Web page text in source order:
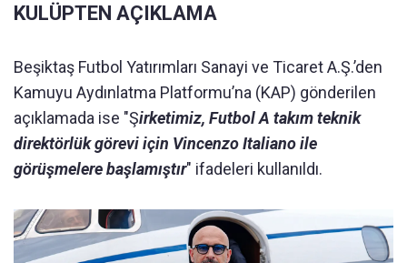
KULÜPTEN AÇIKLAMA
Beşiktaş Futbol Yatırımları Sanayi ve Ticaret A.Ş.’den
Kamuyu Aydınlatma Platformu’na (KAP) gönderilen
açıklamada ise "Şirketimiz, Futbol A takım teknik
direktörlük görevi için Vincenzo Italiano ile
görüşmelere başlamıştır" ifadeleri kullanıldı.